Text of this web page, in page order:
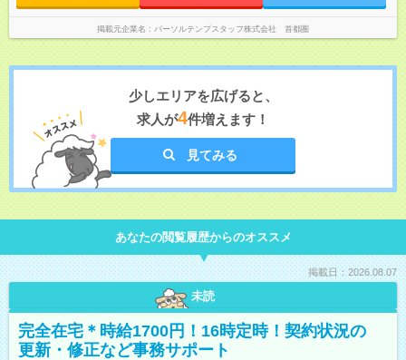
掲載元企業名 パーソルテンプスタッフ株式会社 首都圏
少しエリアを広げると、
求人が4件増えます！
見てみる
あなたの閲覧履歴からのオススメ
掲載日：2026.08.07
未読
完全在宅＊時給1700円！16時定時！契約状況の
更新・修正など事務サポート